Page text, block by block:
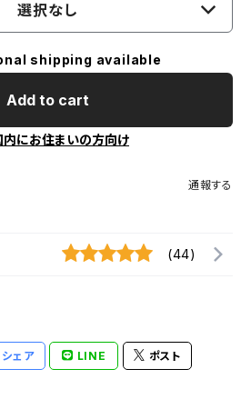
選択なし
shipping available
Add to cart
内にお住まいの方向け
通報する
(44)
シェア LINE ポスト